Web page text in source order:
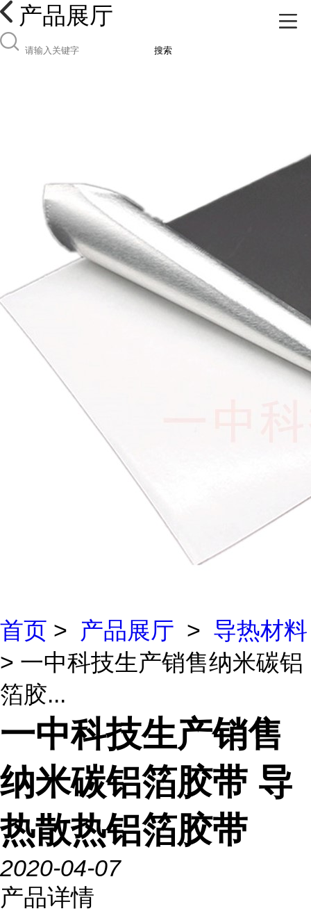
产品展厅
搜索
首页 > 产品展厅 > 导热材料
> 一中科技生产销售纳米碳铝
箔胶...
一中科技生产销售
纳米碳铝箔胶带 导
热散热铝箔胶带
2020-04-07
产品详情